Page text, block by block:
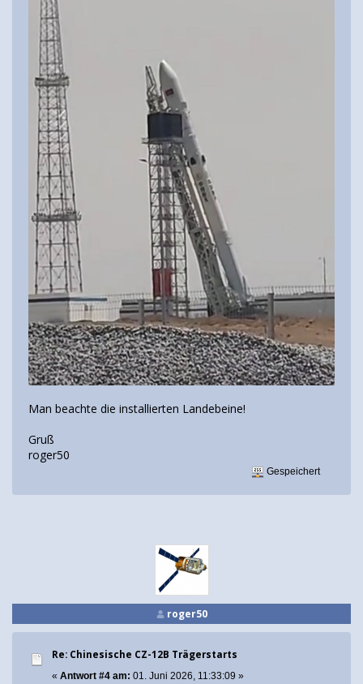
Man beachte die installierten Landebeine!
Gruß
roger50
Gespeichert
roger50
Re: Chinesische CZ-12B Trägerstarts
« Antwort #4 am: 01. Juni 2026, 11:33:09 »